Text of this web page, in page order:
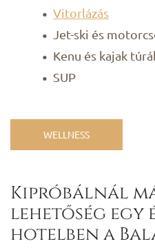
Vitorlázás
Jet-ski és
Kenu és kajak
SUP
WELLNESS
Kipróbálnál
lehetőség egy
hotelben a